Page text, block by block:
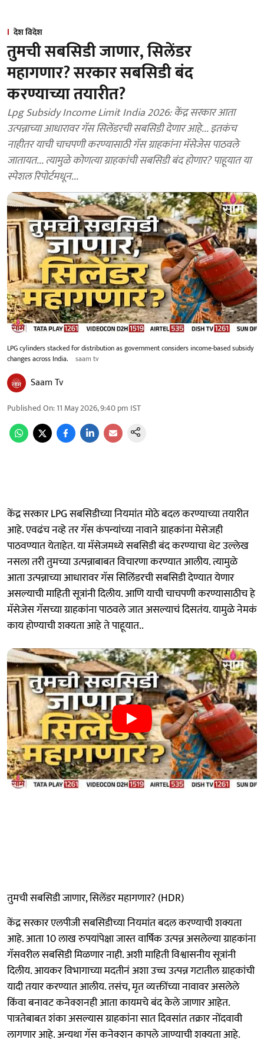
देश विदेश
तुमची सबसिडी जाणार, सिलेंडर
महागणार? सरकार सबसिडी बंद
करण्याच्या तयारीत?
Lpg Subsidy Income Limit India 2026: केंद्र सरकार आता
उत्पन्नाच्या आधारावर गॅस सिलेंडरची सबसिडी देणार आहे... इतकंच
नाहीतर याची चाचपणी करण्यासाठी गॅस ग्राहकांना मॅसेजेस पाठवले
जातायत... त्यामुळे कोणत्या ग्राहकांची सबसिडी बंद होणार? पाहूयात या
स्पेशल रिपोर्टमधून...
LPG cylinders stacked for distribution as government considers income-based subsidy
changes across India.
saam tv
Saam Tv
Published On:11 May 2026, 9:40 pm IST
केंद्र सरकार LPG सबसिडीच्या नियमांत मोठे बदल करण्याच्या तयारीत
आहे. एवढंच नव्हे तर गॅस कंपन्यांच्या नावाने ग्राहकांना मेसेजही
पाठवण्यात येताहेत. या मॅसेजमध्ये सबसिडी बंद करण्याचा थेट उल्लेख
नसला तरी तुमच्या उत्पन्नाबाबत विचारणा करण्यात आलीय. त्यामुळे
आता उत्पन्नाच्या आधारावर गॅस सिलिंडरची सबसिडी देण्यात येणार
असल्याची माहिती सूत्रांनी दिलीय. आणि याची चाचपणी करण्यासाठीच हे
मॅसेजेस गॅसच्या ग्राहकांना पाठवले जात असल्याचं दिसतंय. यामुळे नेमकं
काय होण्याची शक्यता आहे ते पाहूयात..
तुमची सबसिडी जाणार, सिलेंडर महागणार? (HDR)
केंद्र सरकार एलपीजी सबसिडीच्या नियमांत बदल करण्याची शक्यता
आहे. आता 10 लाख रुपयांपेक्षा जास्त वार्षिक उत्पन्न असलेल्या ग्राहकांना
गॅसवरील सबसिडी मिळणार नाही. अशी माहिती विश्वासनीय सूत्रांनी
दिलीय. आयकर विभागाच्या मदतीनं अशा उच्च उत्पन्न गटातील ग्राहकांची
यादी तयार करण्यात आलीय. तसंच, मृत व्यक्तींच्या नावावर असलेले
किंवा बनावट कनेक्शनही आता कायमचे बंद केले जाणार आहेत.
पात्रतेबाबत शंका असल्यास ग्राहकांना सात दिवसांत तक्रार नोंदवावी
लागणार आहे. अन्यथा गॅस कनेक्शन कापले जाण्याची शक्यता आहे.